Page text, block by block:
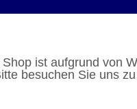
Shop ist aufgrund von
besuchen Sie uns